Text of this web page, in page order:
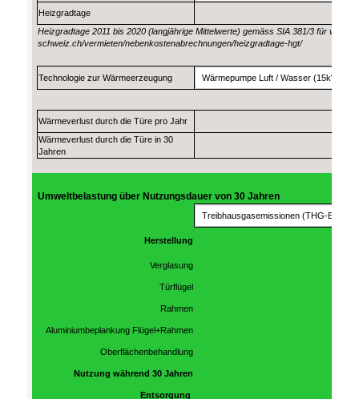
Heizgradtage
Heizgradtage 2011 bis 2020 (langjährige Mittelwerte) gemäss SIA 381/3 für
schweiz.ch/vermieten/nebenkostenabrechnungen/heizgradtage-hgt/
Technologie zur Wärmeerzeugung
Wärmeverlust durch die Türe pro Jahr
Wärmeverlust durch die Türe in 30
Jahren
Umweltbelastung über Nutzungsdauer von 30 Jahren
Herstellung
Verglasung
Türflügel
Rahmen
Aluminiumbeplankung Flügel+Rahmen
Oberflächenbehandlung
Nutzung während 30 Jahren
Entsorgung